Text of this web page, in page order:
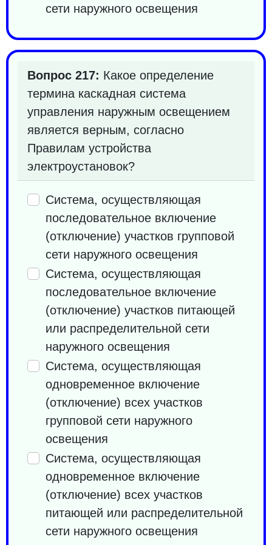
сети наружного освещения
Вопрос 217: Какое определение
термина каскадная система
управления наружным освещением
является верным, согласно
Правилам устройства
электроустановок?
Система, осуществляющая
последовательное включение
(отключение) участков групповой
сети наружного освещения
Система, осуществляющая
последовательное включение
(отключение) участков питающей
или распределительной сети
наружного освещения
Система, осуществляющая
одновременное включение
(отключение) всех участков
групповой сети наружного
освещения
Система, осуществляющая
одновременное включение
(отключение) всех участков
питающей или распределительной
сети наружного освещения